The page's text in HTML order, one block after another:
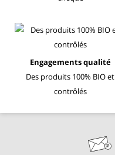
Engagements qualité
Des produits 100% BIO et
contrôlés